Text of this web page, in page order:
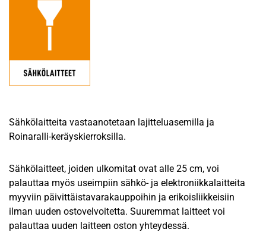
Sähkölaitteita vastaanotetaan lajitteluasemilla ja
Roinaralli-keräyskierroksilla.
Sähkölaitteet, joiden ulkomitat ovat alle 25 cm, voi
palauttaa myös useimpiin sähkö- ja elektroniikkalaitteita
myyviin päivittäistavarakauppoihin ja erikoisliikkeisiin
ilman uuden ostovelvoitetta. Suuremmat laitteet voi
palauttaa uuden laitteen oston yhteydessä.